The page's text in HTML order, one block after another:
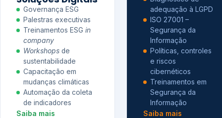
Governança ESG
Palestras executivas
Treinamentos ESG in
company
Workshops de
sustentabilidade
Capacitação em
mudanças climáticas
Automação da coleta
de indicadores
Saiba mais
adequação à LGPD
ISO 27001 –
Segurança da
Informação
Políticas, controles
e riscos
cibernéticos
Treinamentos em
Segurança da
Informação
Saiba mais